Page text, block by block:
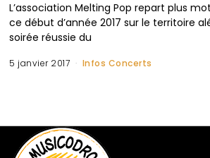
L’association Melting Pop repart plus
ce début d’année 2017 sur le territoire
soirée réussie du
5 janvier 2017 Infos Concerts